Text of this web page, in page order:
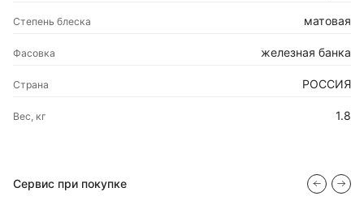
Степень блеска матовая
Фасовка железная банка
Страна РОССИЯ
Вес, кг 1.8
Сервис при покупке